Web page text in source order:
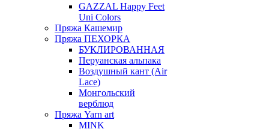
GAZZAL Happy Feet
Uni Colors
Пряжа Кашемир
Пряжа ПЕХОРКА
БУКЛИРОВАННАЯ
Перуанская альпака
Воздушный кант (Air
Lace)
Монгольский
верблюд
Пряжа Yarn art
MINK